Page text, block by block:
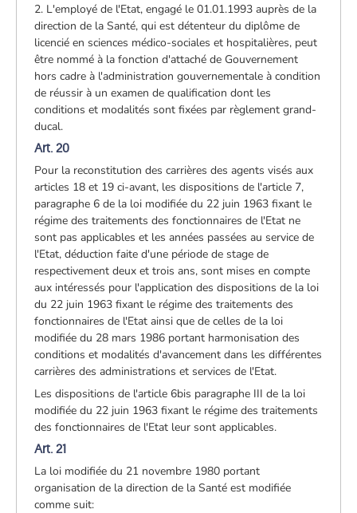
2. L'employé de l'Etat, engagé le 01.01.1993 auprès de la
direction de la Santé, qui est détenteur du diplôme de
licencié en sciences médico-sociales et hospitalières, peut
être nommé à la fonction d'attaché de Gouvernement
hors cadre à l'administration gouvernementale à condition
de réussir à un examen de qualification dont les
conditions et modalités sont fixées par règlement grand-
ducal.
Art. 20
Pour la reconstitution des carrières des agents visés aux
articles 18 et 19 ci-avant, les dispositions de l'article 7,
paragraphe 6 de la loi modifiée du 22 juin 1963 fixant le
régime des traitements des fonctionnaires de l'Etat ne
sont pas applicables et les années passées au service de
l'Etat, déduction faite d'une période de stage de
respectivement deux et trois ans, sont mises en compte
aux intéressés pour l'application des dispositions de la loi
du 22 juin 1963 fixant le régime des traitements des
fonctionnaires de l'Etat ainsi que de celles de la loi
modifiée du 28 mars 1986 portant harmonisation des
conditions et modalités d'avancement dans les différentes
carrières des administrations et services de l'Etat.
Les dispositions de l'article 6bis paragraphe III de la loi
modifiée du 22 juin 1963 fixant le régime des traitements
des fonctionnaires de l'Etat leur sont applicables.
Art. 21
La loi modifiée du 21 novembre 1980 portant
organisation de la direction de la Santé est modifiée
comme suit: